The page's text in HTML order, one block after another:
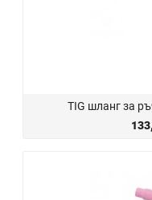
TIG шланг за